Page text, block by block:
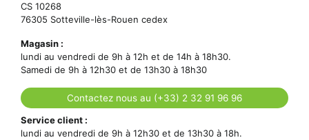
CS 10268
76305 Sotteville-lès-Rouen cedex
Magasin :
lundi au vendredi de 9h à 12h et de 14h à 18h30.
Samedi de 9h à 12h30 et de 13h30 à 18h30
Contactez nous au (+33) 2 32 91 96 96
Service client :
lundi au vendredi de 9h à 12h30 et de 13h30 à 18h.